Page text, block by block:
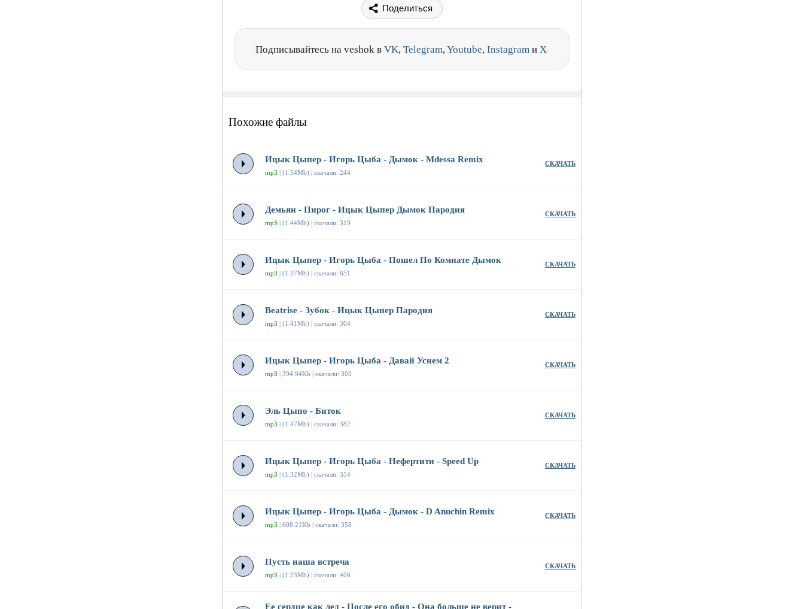
Поделиться
Подписывайтесь на veshok в VK, Telegram,Youtube, Instagram и X
Похожие файлы
Ицык Цыпер - Игорь Цыба - Дымок - Mdessa Remix
mp3 | (1.54Mb) | скачали: 244
СКАЧАТЬ
Демьян - Пирог - Ицык Цыпер Дымок Пародия
mp3 | (1.44Mb) | скачали: 319
СКАЧАТЬ
Ицык Цыпер - Игорь Цыба - Пошел По Комнате Дымок
mp3 | (1.37Mb) | скачали: 651
СКАЧАТЬ
Beatrise - Зубок - Ицык Цыпер Пародия
mp3 | (1.41Mb) | скачали: 304
СКАЧАТЬ
Ицык Цыпер - Игорь Цыба - Давай Уснем 2
mp3 | 394.94Kb | скачали: 303
СКАЧАТЬ
Эль Цыпо - Биток
mp3 | (1.47Mb) | скачали: 382
СКАЧАТЬ
Ицык Цыпер - Игорь Цыба - Нефертити - Speed Up
mp3 | (1.32Mb) | скачали: 354
СКАЧАТЬ
Ицык Цыпер - Игорь Цыба - Дымок - D Anuchin Remix
mp3 | 608.21Kb | скачали: 358
СКАЧАТЬ
Пусть наша встреча
mp3 | (1.23Mb) | скачали: 406
СКАЧАТЬ
Ее сердце как лед - После его обид - Она больше не верит -